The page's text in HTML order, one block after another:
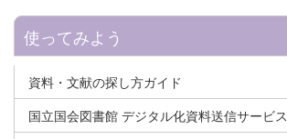
使ってみよう
資料・文献の探し方ガイド
国立国会図書館 デジタル化資料送信サービス